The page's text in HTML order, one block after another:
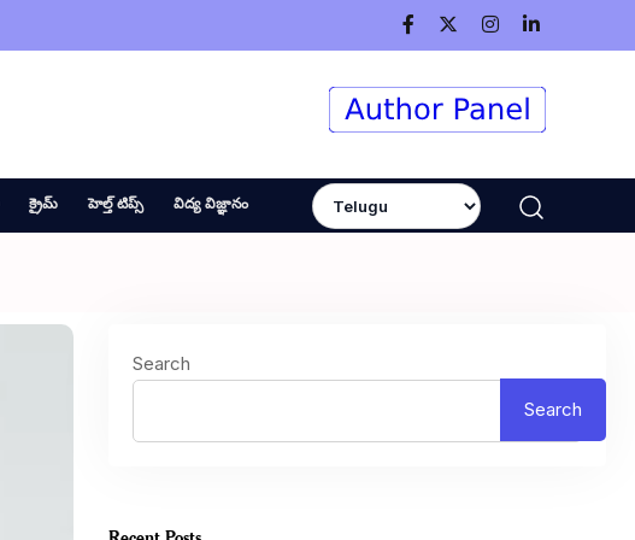
క్రైమ్ హెల్త్ టిప్స్ విద్య విజ్ఞానం
Search
Search